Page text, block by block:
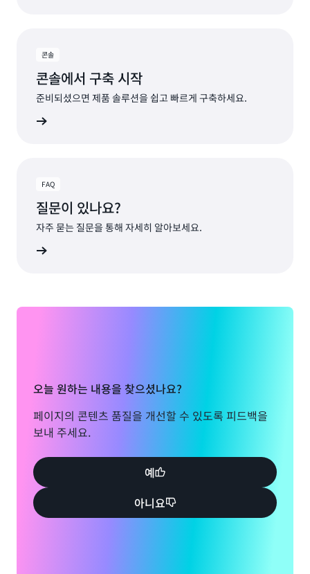
콘솔
콘솔에서 구축 시작
준비되셨으면 제품 솔루션을 쉽고 빠르게 구축하세요.
FAQ
질문이 있나요?
자주 묻는 질문을 통해 자세히 알아보세요.
오늘 원하는 내용을 찾으셨나요?
페이지의 콘텐츠 품질을 개선할 수 있도록 피드백을
보내 주세요.
예
아니요